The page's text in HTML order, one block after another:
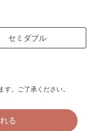
セミダブル
。ご了承ください。
る